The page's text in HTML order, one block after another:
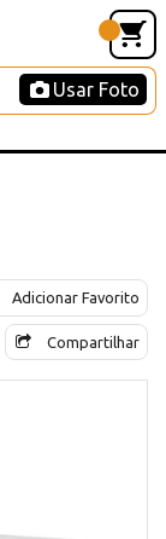
Usar Foto
Adicionar Favorito
Compartilhar